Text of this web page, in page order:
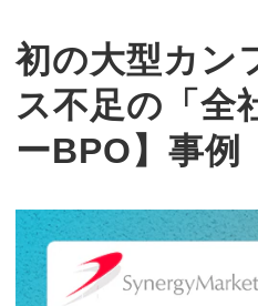
初の大型カン
ス不足の「全
ーBPO】事例